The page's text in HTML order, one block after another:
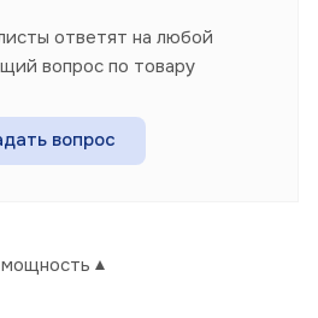
ответят на любой
вопрос по товару
вопрос